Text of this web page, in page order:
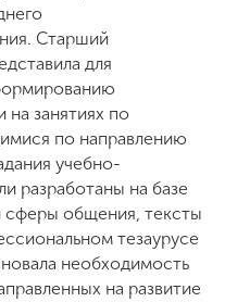
Старший
для
занятиях по
по направлению
учебно-
разработаны на базе
сферы общения, тексты
тезаурусе
необходимость
на развитие